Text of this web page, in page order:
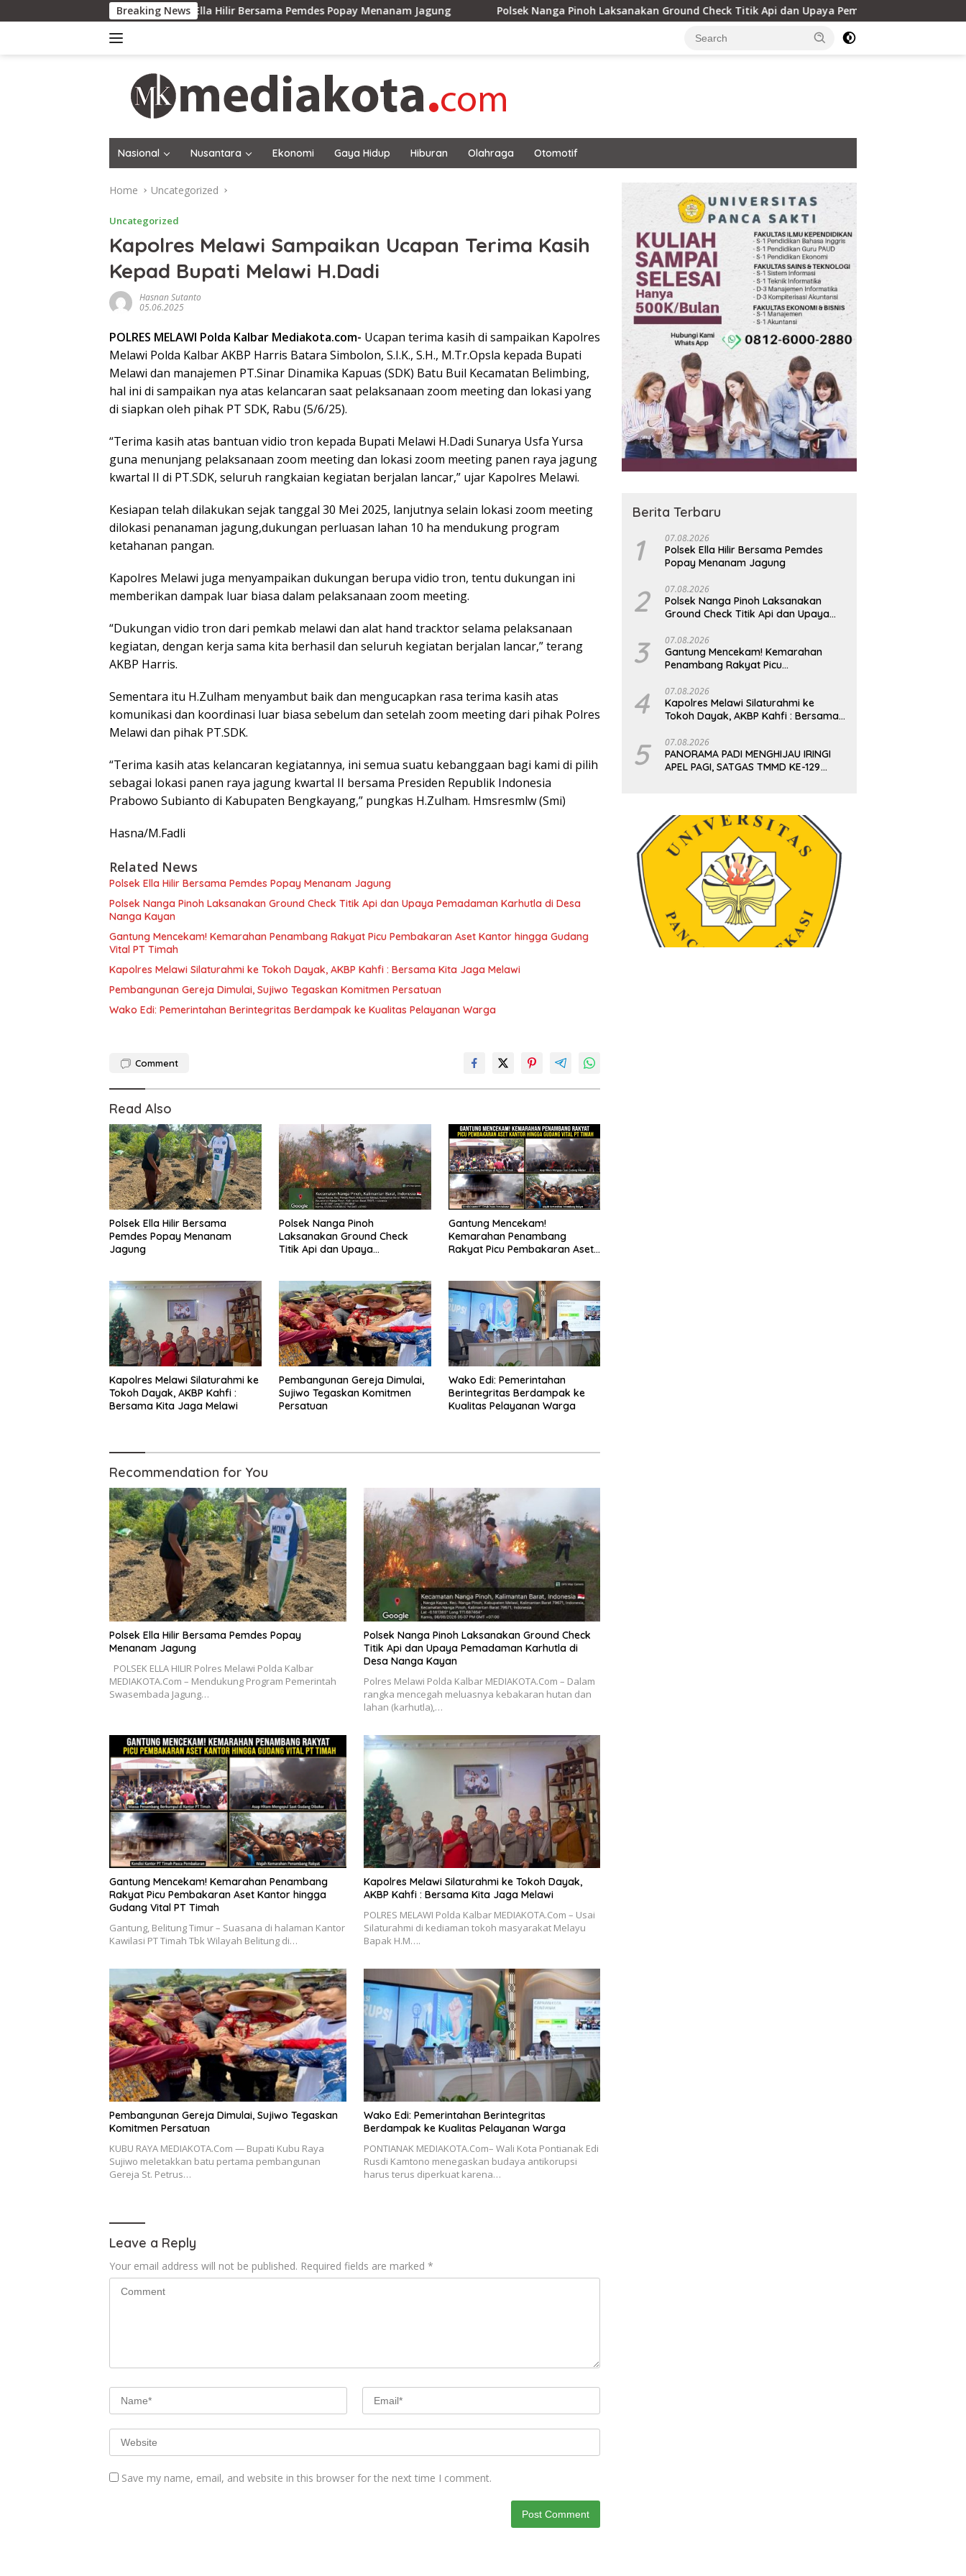
to
Breaking News
Polsek Ella Hilir Bersama Pemdes Popay Menanam Jagung Polsek Nanga Pinoh Laksanakan Ground Check Titik Api dan Upaya Pemadaman Karhutla di Desa Nanga Kayan
Nasional Nusantara Ekonomi Gaya Hidup Hiburan Olahraga Otomotif
Home Uncategorized
Uncategorized
Kapolres Melawi Sampaikan Ucapan Terima Kasih
Kepad Bupati Melawi H.Dadi
Hasnan Sutanto
05.06.2025
POLRES MELAWI Polda Kalbar Mediakota.com- Ucapan terima kasih di sampaikan Kapolres
Melawi Polda Kalbar AKBP Harris Batara Simbolon, S.I.K., S.H., M.Tr.Opsla kepada Bupati
Melawi dan manajemen PT.Sinar Dinamika Kapuas (SDK) Batu Buil Kecamatan Belimbing,
hal ini di sampaikan nya atas kelancaran saat pelaksanaan zoom meeting dan lokasi yang
di siapkan oleh pihak PT SDK, Rabu (5/6/25).
“Terima kasih atas bantuan vidio tron kepada Bupati Melawi H.Dadi Sunarya Usfa Yursa
guna menunjang pelaksanaan zoom meeting dan lokasi zoom meeting panen raya jagung
kwartal II di PT.SDK, seluruh rangkaian kegiatan berjalan lancar,” ujar Kapolres Melawi.
Kesiapan telah dilakukan sejak tanggal 30 Mei 2025, lanjutnya selain lokasi zoom meeting
dilokasi penanaman jagung,dukungan perluasan lahan 10 ha mendukung program
ketahanan pangan.
Kapolres Melawi juga menyampaikan dukungan berupa vidio tron, tentu dukungan ini
memberikan dampak luar biasa dalam pelaksanaan zoom meeting.
“Dukungan vidio tron dari pemkab melawi dan alat hand tracktor selama pelaksanaan
kegiatan, dengan kerja sama kita berhasil dan seluruh kegiatan berjalan lancar,” terang
AKBP Harris.
Sementara itu H.Zulham menyambut baik dan mengucapkan rasa terima kasih atas
komunikasi dan koordinasi luar biasa sebelum dan setelah zoom meeting dari pihak Polres
Melawi dan pihak PT.SDK.
“Terima kasih atas kelancaran kegiatannya, ini semua suatu kebanggaan bagi kami di pilih
sebagai lokasi panen raya jagung kwartal II bersama Presiden Republik Indonesia
Prabowo Subianto di Kabupaten Bengkayang,” pungkas H.Zulham. Hmsresmlw (Smi)
Hasna/M.Fadli
Related News
Polsek Ella Hilir Bersama Pemdes Popay Menanam Jagung
Polsek Nanga Pinoh Laksanakan Ground Check Titik Api dan Upaya Pemadaman Karhutla di Desa
Nanga Kayan
Gantung Mencekam! Kemarahan Penambang Rakyat Picu Pembakaran Aset Kantor hingga Gudang
Vital PT Timah
Kapolres Melawi Silaturahmi ke Tokoh Dayak, AKBP Kahfi : Bersama Kita Jaga Melawi
Pembangunan Gereja Dimulai, Sujiwo Tegaskan Komitmen Persatuan
Wako Edi: Pemerintahan Berintegritas Berdampak ke Kualitas Pelayanan Warga
Comment
Read Also
Polsek Ella Hilir Bersama
Pemdes Popay Menanam
Jagung
Polsek Nanga Pinoh
Laksanakan Ground Check
Titik Api dan Upaya
Gantung Mencekam!
Kemarahan Penambang
Rakyat Picu Pembakaran Aset
Kapolres Melawi Silaturahmi ke
Tokoh Dayak, AKBP Kahfi :
Bersama Kita Jaga Melawi
Pembangunan Gereja Dimulai,
Sujiwo Tegaskan Komitmen
Persatuan
Wako Edi: Pemerintahan
Berintegritas Berdampak ke
Kualitas Pelayanan Warga
Recommendation for You
Polsek Ella Hilir Bersama Pemdes Popay
Menanam Jagung
POLSEK ELLA HILIR Polres Melawi Polda Kalbar
MEDIAKOTA.Com – Mendukung Program Pemerintah
Swasembada Jagung…
Polsek Nanga Pinoh Laksanakan Ground Check
Titik Api dan Upaya Pemadaman Karhutla di
Desa Nanga Kayan
Polres Melawi Polda Kalbar MEDIAKOTA.Com – Dalam
rangka mencegah meluasnya kebakaran hutan dan
lahan (karhutla),…
Gantung Mencekam! Kemarahan Penambang
Rakyat Picu Pembakaran Aset Kantor hingga
Gudang Vital PT Timah
Gantung, Belitung Timur – Suasana di halaman Kantor
Kawilasi PT Timah Tbk Wilayah Belitung di…
Kapolres Melawi Silaturahmi ke Tokoh Dayak,
AKBP Kahfi : Bersama Kita Jaga Melawi
POLRES MELAWI Polda Kalbar MEDIAKOTA.Com – Usai
Silaturahmi di kediaman tokoh masyarakat Melayu
Bapak H.M….
Pembangunan Gereja Dimulai, Sujiwo Tegaskan
Komitmen Persatuan
KUBU RAYA MEDIAKOTA.Com — Bupati Kubu Raya
Sujiwo meletakkan batu pertama pembangunan
Gereja St. Petrus…
Wako Edi: Pemerintahan Berintegritas
Berdampak ke Kualitas Pelayanan Warga
PONTIANAK MEDIAKOTA.Com– Wali Kota Pontianak Edi
Rusdi Kamtono menegaskan budaya antikorupsi
harus terus diperkuat karena…
Leave a Reply
Your email address will not be published. Required fields are marked *
Save my name, email, and website in this browser for the next time I comment.
Berita Terbaru
1 07.08.2026
Polsek Ella Hilir Bersama Pemdes
Popay Menanam Jagung
2 07.08.2026
Polsek Nanga Pinoh Laksanakan
Ground Check Titik Api dan Upaya
Kayan
3 07.08.2026
Gantung Mencekam! Kemarahan
Penambang Rakyat Picu
Gudang Vital PT Timah
4 07.08.2026
Kapolres Melawi Silaturahmi ke
Tokoh Dayak, AKBP Kahfi : Bersama
5 07.08.2026
PANORAMA PADI MENGHIJAU IRINGI
APEL PAGI, SATGAS TMMD KE-129